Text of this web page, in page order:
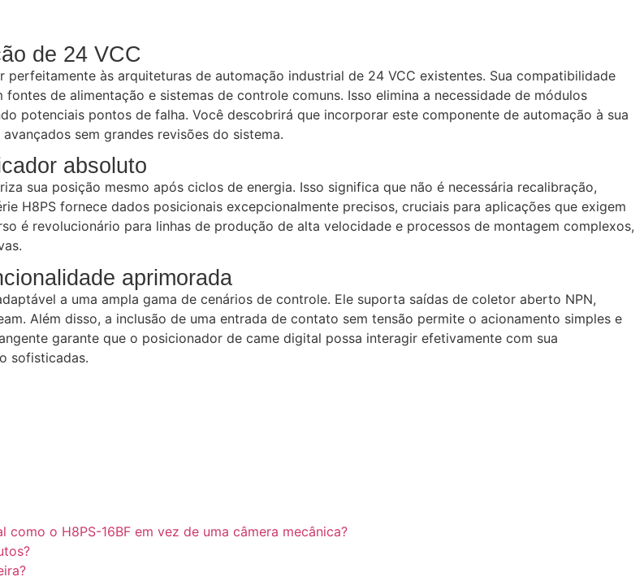
de 24 VCC
às arquiteturas de automação industrial de 24 VCC existentes. Sua compatibilidade
de alimentação e sistemas de controle comuns. Isso elimina a necessidade de módulos
potenciais pontos de falha. Você descobrirá que incorporar este componente de automação à sua
sem grandes revisões do sistema.
absoluto
sua posição mesmo após ciclos de energia. Isso significa que não é necessária recalibração,
H8PS fornece dados posicionais excepcionalmente precisos, cruciais para aplicações que exigem
é revolucionário para linhas de produção de alta velocidade e processos de montagem complexos,
aprimorada
a uma ampla gama de cenários de controle. Ele suporta saídas de coletor aberto NPN,
Além disso, a inclusão de uma entrada de contato sem tensão permite o acionamento simples e
garante que o posicionador de came digital possa interagir efetivamente com sua
sofisticadas.
o H8PS-16BF em vez de uma câmera mecânica?